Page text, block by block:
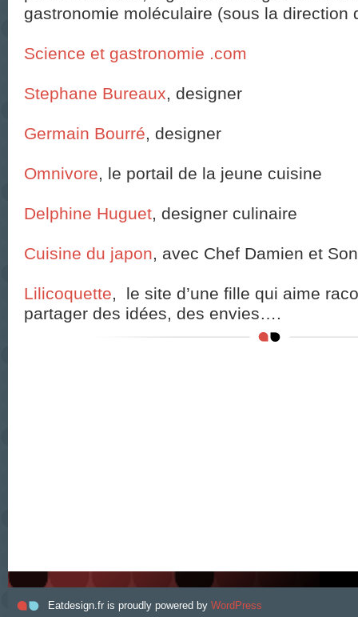
gastronomie moléculaire (sous la direction
Science et gastronomie .com
Stephane Bureaux, designer
Germain Bourré, designer
Omnivore, le portail de la jeune cuisine
Delphine Huguet, designer culinaire
Cuisine du japon, avec Chef Damien et
Lilicoquette, le site d’une fille qui aime
partager des idées, des envies….
Eatdesign.fr is proudly powered by WordPress